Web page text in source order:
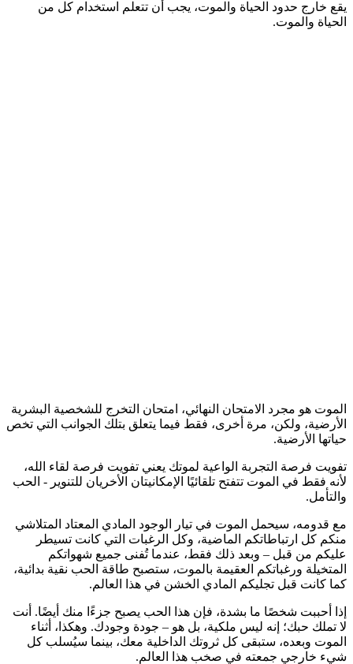
يقع خارج حدود الحياة والموت، يجب أن تتعلم استخدام كل من
الحياة والموت.
الموت هو مجرد الامتحان النهائي، امتحان التخرج للشخصية البشرية
الأرضية، ولكن، مرة أخرى، فقط فيما يتعلق بتلك الجوانب التي تخص
حياتها الأرضية.
تفويت فرصة التجربة الواعية لموتك يعني تفويت فرصة لقاء الله،
لأنه فقط في الموت تتفتح تلقائيًا الإمكانيتان الأخريان للتنوير - الحب
والتأمل.
مع قدومه، سيحمل الموت في تيار الوجود المادي المعتاد المتلاشي
منكم كل ارتباطاتكم الماضية، وكل الرغبات التي كانت تسيطر
عليكم من قبل – وبعد ذلك فقط، عندما تُفنى جميع شهواتكم
المتخيلة ورغباتكم العقيمة بالموت، ستصبح طاقة الحب نقية بدائية،
كما كانت قبل تجليكم المادي الخشن في هذا العالم.
إذا أحببت شخصًا ما بشدة، فإن هذا الحب يصبح جزءًا منك أيضًا. أنت
لا تملك حبك؛ إنه ليس ملكية، بل هو – جودة وجودك. وهكذا، أثناء
الموت وبعده، ستبقى كل ثروتك الداخلية معك، بينما سيُسلب كل
شيء خارجي جمعته في صخب هذا العالم.